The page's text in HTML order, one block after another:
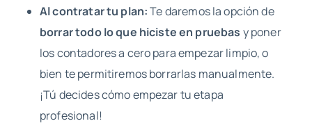
Al contratar tu plan:Te daremos la opción de
borrar todo lo que hiciste en pruebas y poner
los contadores a cero para empezar limpio, o
bien te permitiremos borrarlas manualmente.
¡Tú decides cómo empezar tu etapa
profesional!